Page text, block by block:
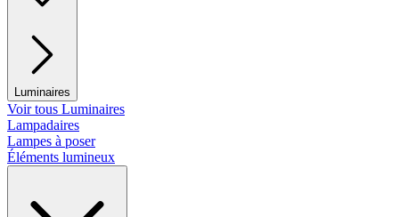
Luminaires
Voir tous Luminaires
Lampadaires
Lampes à poser
Éléments lumineux